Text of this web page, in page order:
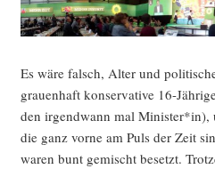
pa
–
um
kämp­
fen
wir“
Es wäre falsch, Alter und
grau­en­haft kon­ser­va­ti­ve 16-
den irgend­wann mal Minister*in),
die ganz vor­ne am Puls der Zeit
waren bunt gemischt besetzt.